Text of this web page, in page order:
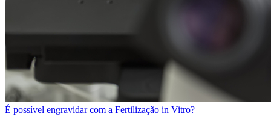
É possível engravidar com a Fertilização in Vitro?